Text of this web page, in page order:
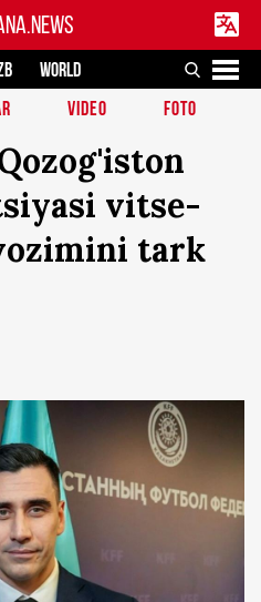
WORLD
VIDEO FOTO
vitse-
tark